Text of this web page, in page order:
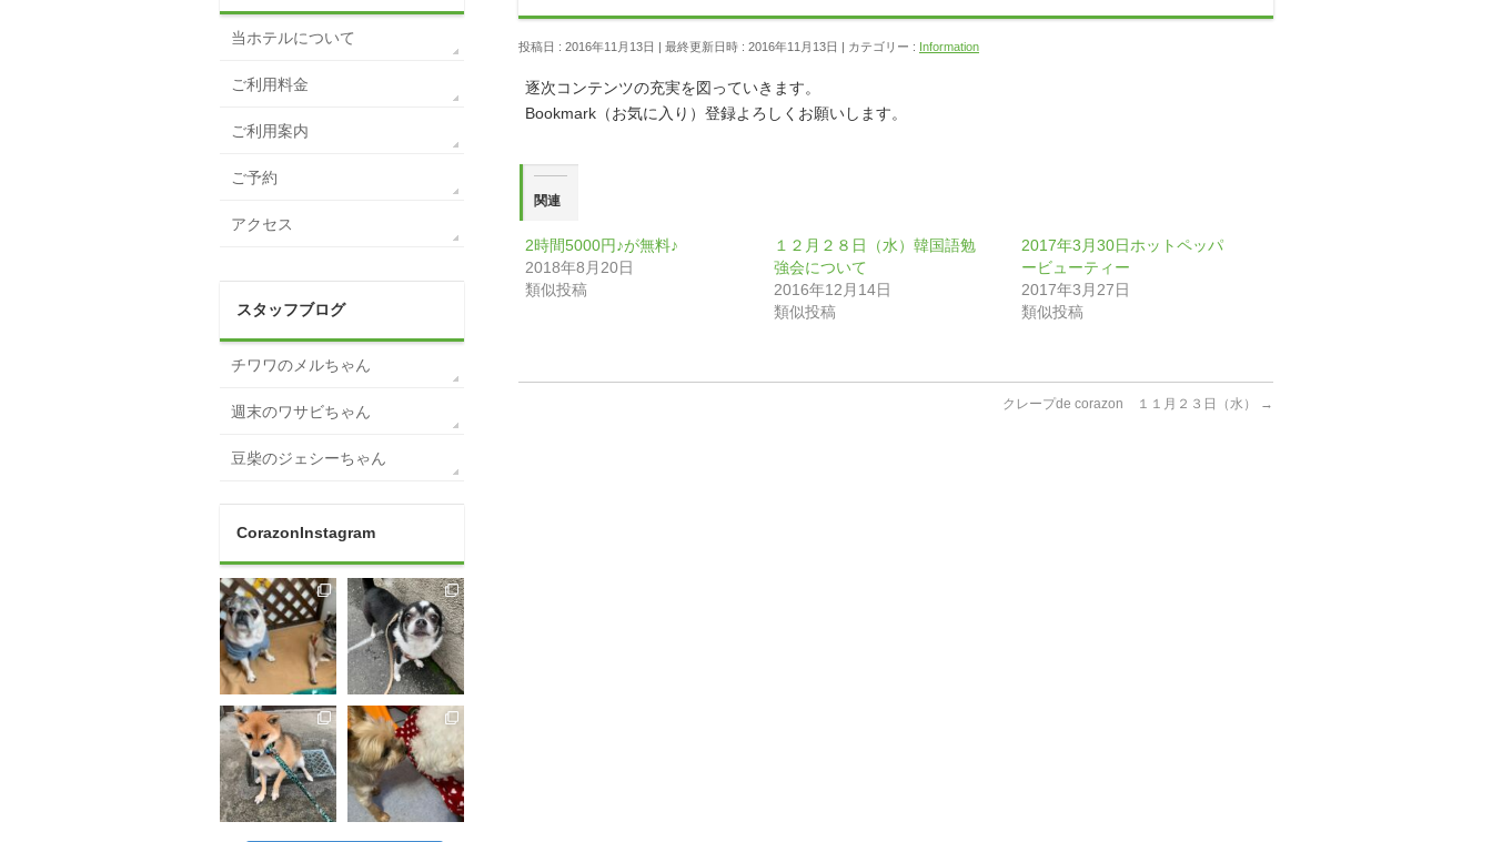
投稿日 : 2016年11月13日 最終更新日時 : 2016年11月13日 カテゴリー : Information
逐次コンテンツの充実を図っていきます。
Bookmark（お気に入り）登録よろしくお願いします。
関連
2時間5000円♪が無料♪
2018年8月20日
類似投稿
１２月２８日（水）韓国語勉
強会について
2016年12月14日
類似投稿
2017年3月30日ホットペッパ
ービューティー
2017年3月27日
類似投稿
クレープde corazon １１月２３日（水） →
当ホテルについて
ご利用料金
ご利用案内
ご予約
アクセス
スタッフブログ
チワワのメルちゃん
週末のワサビちゃん
豆柴のジェシーちゃん
CorazonInstagram